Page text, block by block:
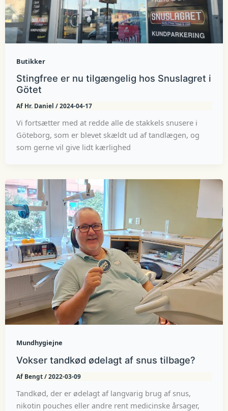
Butikker
Stingfree er nu tilgængelig hos Snuslagret i
Götet
Af Hr. Daniel /2024-04-17
Vi fortsætter med at redde alle de stakkels snusere i
Göteborg, som er blevet skældt ud af tandlægen, og
som gerne vil give lidt kærlighed
Mundhygiejne
Vokser tandkød ødelagt af snus tilbage?
Af Bengt/2022-03-09
Tandkød, der er ødelagt af langvarig brug af snus,
nikotin pouches eller andre rent medicinske årsager,